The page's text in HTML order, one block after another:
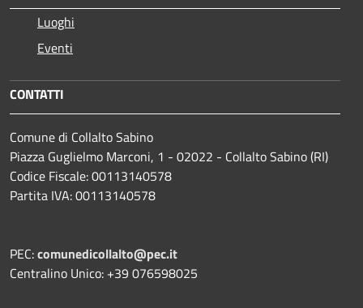
Luoghi
Eventi
CONTATTI
Comune di Collalto Sabino
Piazza Guglielmo Marconi, 1 - 02022 - Collalto Sabino (RI)
Codice Fiscale: 00113140578
Partita IVA: 00113140578
PEC:comunedicollalto@pec.it
Centralino Unico: +39 076598025